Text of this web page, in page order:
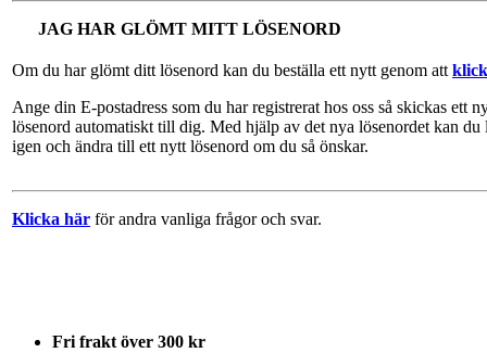
JAG HAR GLÖMT MITT LÖSENORD
Om du har glömt ditt lösenord kan du beställa ett nytt genom att
Ange din E-postadress som du har registrerat hos oss så skickas ett
lösenord automatiskt till dig. Med hjälp av det nya lösenordet kan du
igen och ändra till ett nytt lösenord om du så önskar.
Klicka här för andra vanliga frågor och svar.
Fri frakt över 300 kr